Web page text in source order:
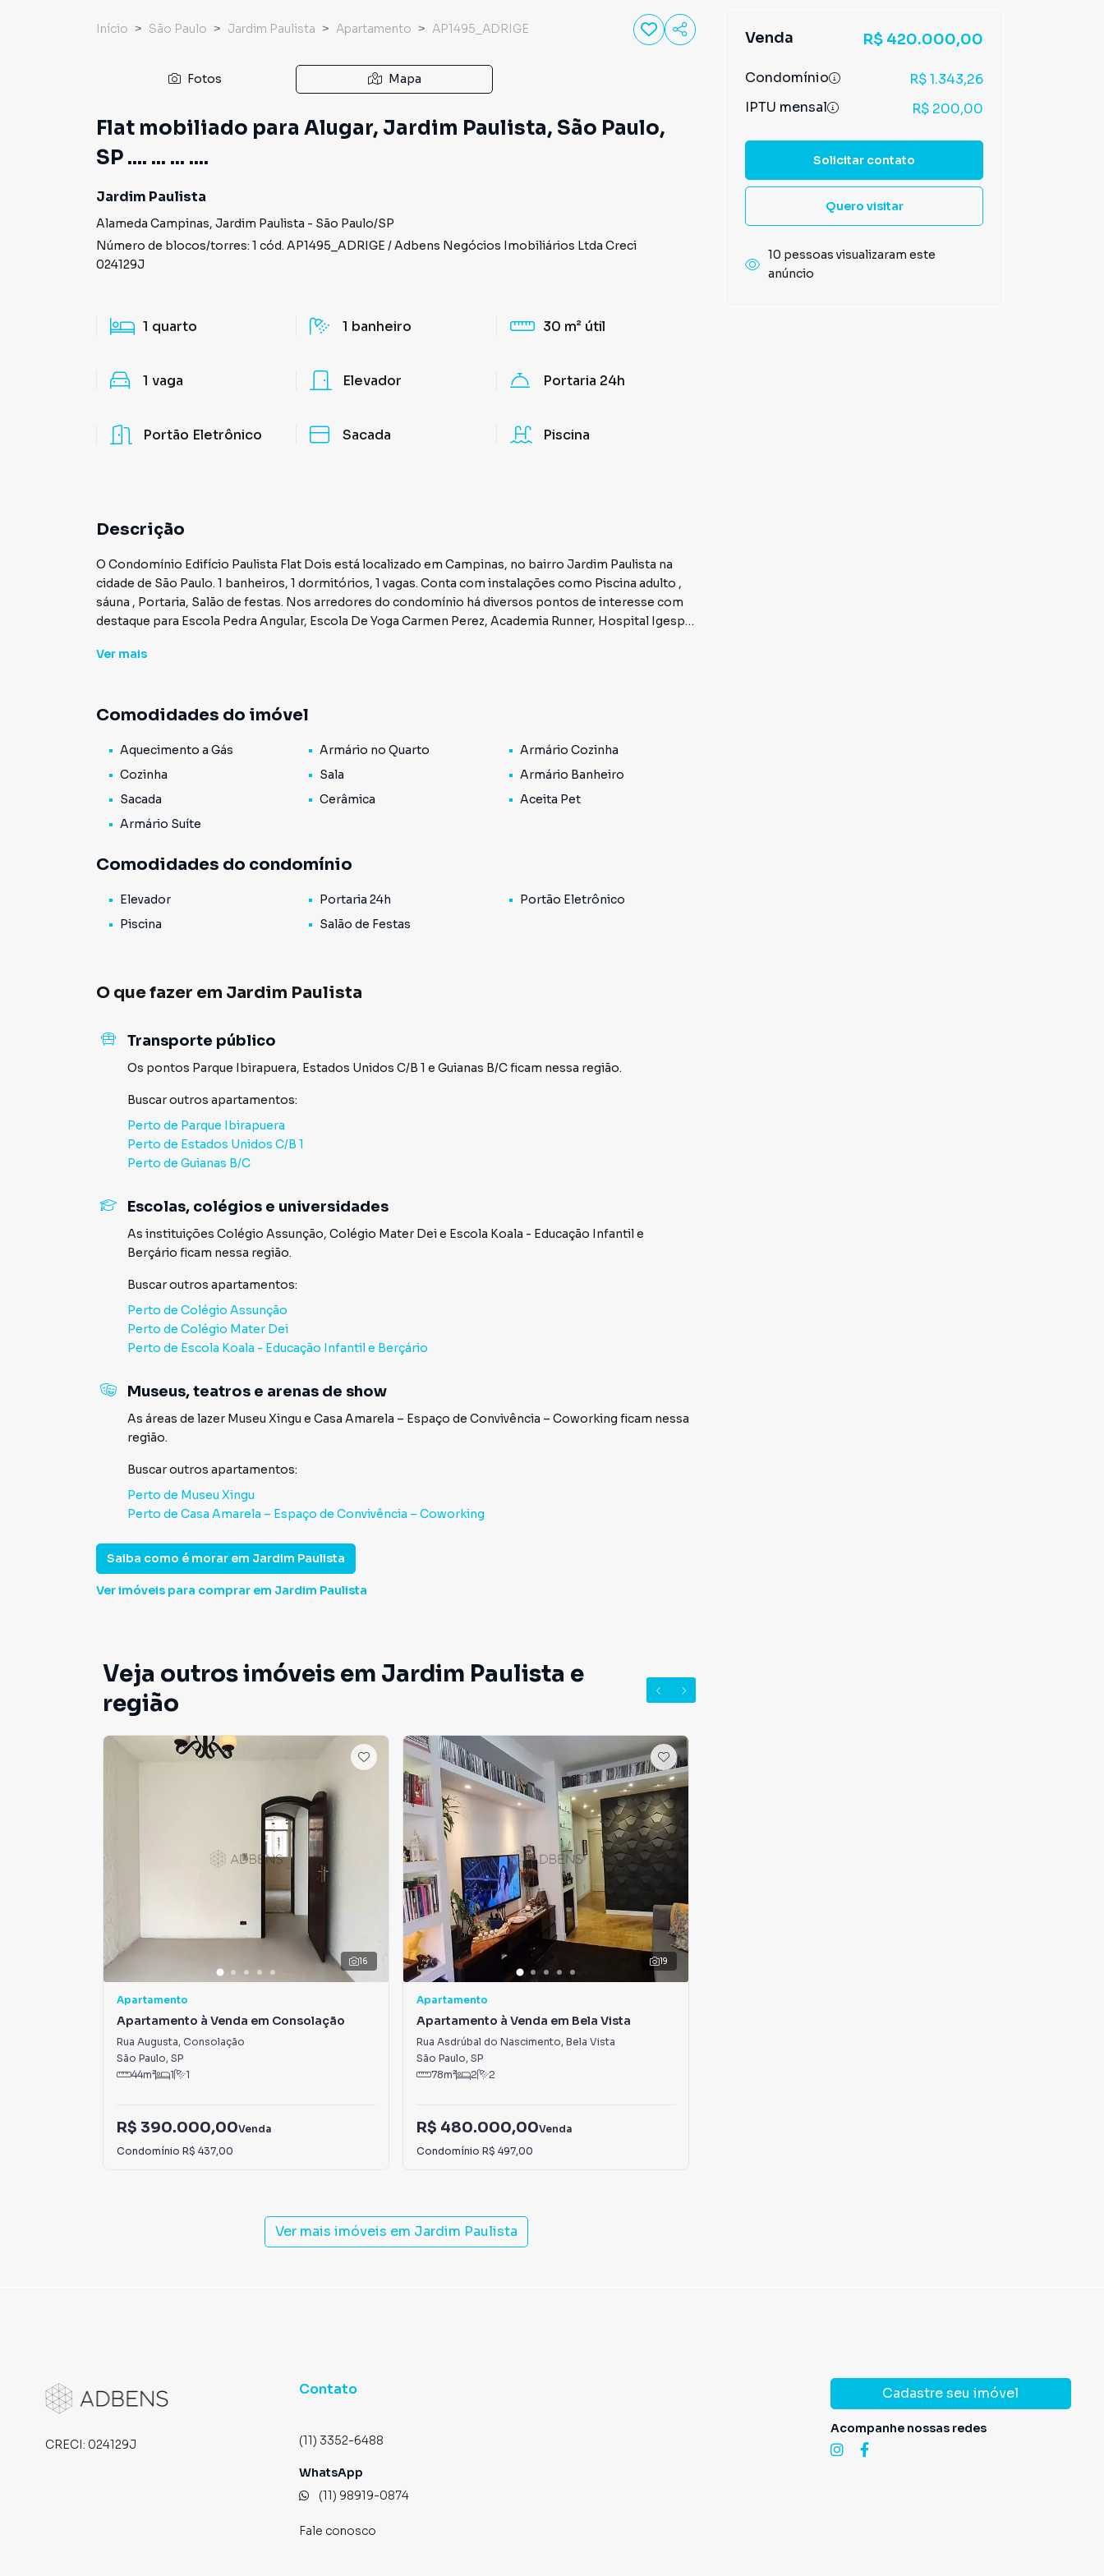
Início São Paulo Jardim Paulista Apartamento AP1495_ADRIGE
Fotos Mapa
Flat mobiliado para Alugar, Jardim Paulista, São Paulo,
SP .... ... ... ....
Jardim Paulista
Alameda Campinas, Jardim Paulista - São Paulo/SP
Número de blocos/torres: 1 cód. AP1495_ADRIGE /Adbens Negócios Imobiliários Ltda Creci
024129J
1 quarto 1 banheiro 30 m² útil
1 vaga Elevador Portaria 24h
Portão Eletrônico Sacada Piscina
Descrição
O Condomínio Edifício Paulista Flat Dois está localizado em Campinas, no bairro Jardim Paulista na
cidade de São Paulo. 1 banheiros, 1 dormitórios, 1 vagas. Conta com instalações como Piscina adulto ,
sáuna , Portaria, Salão de festas. Nos arredores do condomínio há diversos pontos de interesse com
destaque para Escola Pedra Angular, Escola De Yoga Carmen Perez, Academia Runner, Hospital Igesp,
...... .. .... ....
Ver mais
Comodidades do imóvel
Aquecimento a Gás Armário no Quarto
Armário Cozinha
Cozinha
Sala
Armário Banheiro
Sacada
Cerâmica
Aceita Pet
Armário Suíte
Comodidades do condomínio
Elevador Portaria 24h
Portão Eletrônico
Piscina
Salão de Festas
O que fazer em Jardim Paulista
Transporte público
Os pontos Parque Ibirapuera, Estados Unidos C/B 1 e Guianas B/Cficam nessa região.
Buscar outros apartamentos:
Perto de Parque Ibirapuera
Perto de Estados Unidos C/B 1
Perto de Guianas B/C
Escolas, colégios e universidades
As instituições Colégio Assunção, Colégio Mater Deie Escola Koala - Educação Infantil e
Berçário ficam nessa região.
Buscar outros apartamentos:
Perto de Colégio Assunção
Perto de Colégio Mater Dei
Perto de Escola Koala - Educação Infantil e Berçário
Museus, teatros e arenas de show
As áreas de lazer Museu Xingu e Casa Amarela – Espaço de Convivência – Coworking ficam nessa
região.
Buscar outros apartamentos:
Perto de Museu Xingu
Perto de Casa Amarela – Espaço de Convivência – Coworking
Saiba como é morar em Jardim Paulista
Ver imóveis para comprar em Jardim Paulista
Veja outros imóveis em Jardim Paulista e
região
16
Apartamento
Apartamento à Venda em Consolação
Rua Augusta, Consolação
São Paulo, SP
44m² 1 1
R$ 390.000,00Venda
Condomínio R$ 437,00
19
Apartamento
Apartamento à Venda em Bela Vista
Rua Asdrúbal do Nascimento, Bela Vista
São Paulo, SP
78m² 2 2
R$ 480.000,00Venda
Condomínio R$ 497,00
Ver mais imóveis em Jardim Paulista
Venda R$ 420.000,00
Condomínio
R$ 1.343,26
IPTU mensal
R$ 200,00
Solicitar contato
Quero visitar
10 pessoas visualizaram este
anúncio
CRECI: 024129J
Contato
(11) 3352-6488
WhatsApp
(11) 98919-0874
Fale conosco
Cadastre seu imóvel
Acompanhe nossas redes